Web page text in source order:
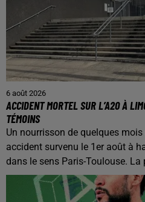
6 août 2026
ACCIDENT MORTEL SUR L’A20 À
TÉMOINS
Un nourrisson de quelques
accident survenu le 1er août à
dans le sens Paris-Toulouse. La